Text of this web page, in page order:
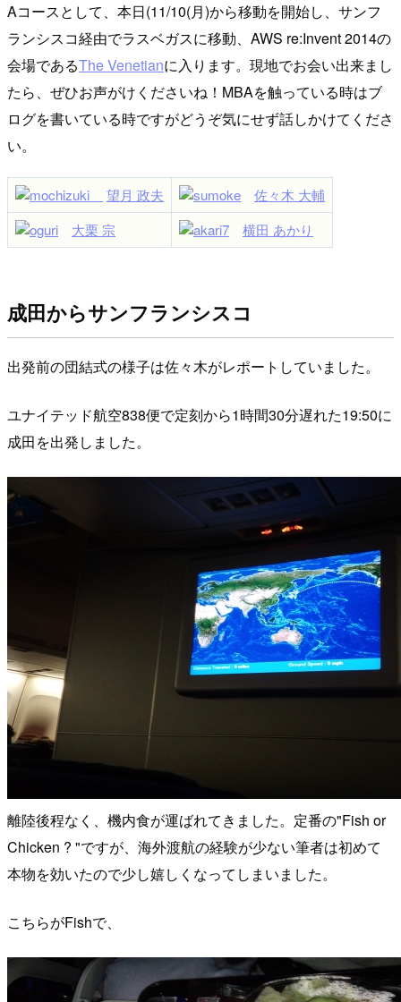
Aコースとして、本日(11/10(月)から移動を開始し、サンフ
ランシスコ経由でラスベガスに移動、AWS re:Invent 2014の
会場であるThe Venetianに入ります。現地でお会い出来まし
たら、ぜひお声がけくださいね！MBAを触っている時はブ
ログを書いている時ですがどうぞ気にせず話しかけてくださ
い。
望月 政夫
佐々木 大輔
大栗 宗
横田 あかり
成田からサンフランシスコ
出発前の団結式の様子は佐々木がレポートしていました。
ユナイテッド航空838便で定刻から1時間30分遅れた19:50に
成田を出発しました。
離陸後程なく、機内食が運ばれてきました。定番の"Fish or
Chicken ? "ですが、海外渡航の経験が少ない筆者は初めて
本物を効いたので少し嬉しくなってしまいました。
こちらがFishで、